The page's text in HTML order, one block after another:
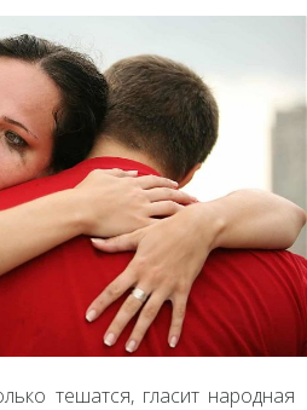
тешатся, гласит народная